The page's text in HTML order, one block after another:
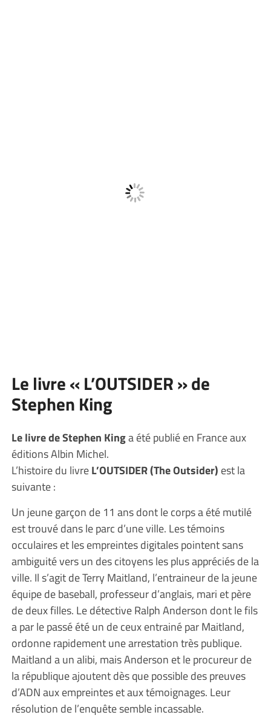
Le livre « L’OUTSIDER » de
Stephen King
Le livre de Stephen Kinga été publié en France aux
éditions Albin Michel.
L’histoire du livreL’OUTSIDER (The Outsider) est la
suivante :
Un jeune garçon de 11 ans dont le corps a été mutilé
est trouvé dans le parc d’une ville. Les témoins
occulaires et les empreintes digitales pointent sans
ambiguité vers un des citoyens les plus appréciés de la
ville. Il s’agit de Terry Maitland, l’entraineur de la jeune
équipe de baseball, professeur d’anglais, mari et père
de deux filles. Le détective Ralph Anderson dont le fils
a par le passé été un de ceux entrainé par Maitland,
ordonne rapidement une arrestation très publique.
Maitland a un alibi, mais Anderson et le procureur de
la république ajoutent dès que possible des preuves
d’ADN aux empreintes et aux témoignages. Leur
résolution de l’enquête semble incassable.